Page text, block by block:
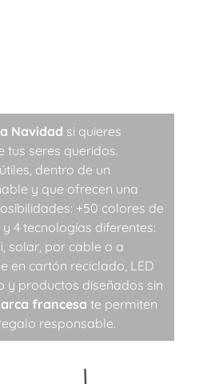
Navidad si quieres
tus seres queridos.
dentro de un
y que ofrecen una
+50 colores de
4 tecnologías diferentes:
solar, por cable o a
en cartón reciclado, LED
y productos diseñados sin
francesa te permiten
responsable.